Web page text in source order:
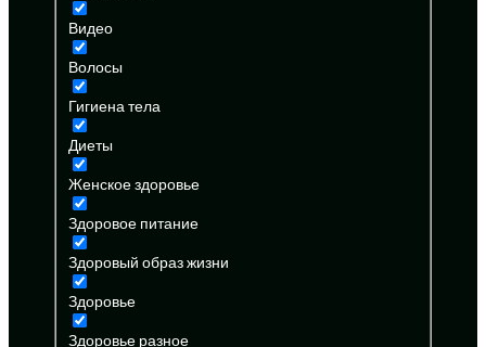
Видео
Волосы
Гигиена тела
Диеты
Женское здоровье
Здоровое питание
Здоровый образ жизни
Здоровье
Здоровье разное